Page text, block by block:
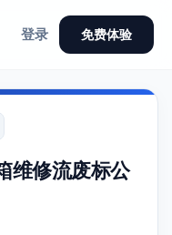
登录 免费体验
维修流废标公